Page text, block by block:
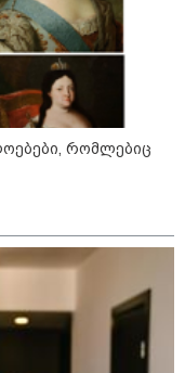
- ტრაგიკული
რომელიც
მოწოდება სამ
- დეტალები
რომლებიც